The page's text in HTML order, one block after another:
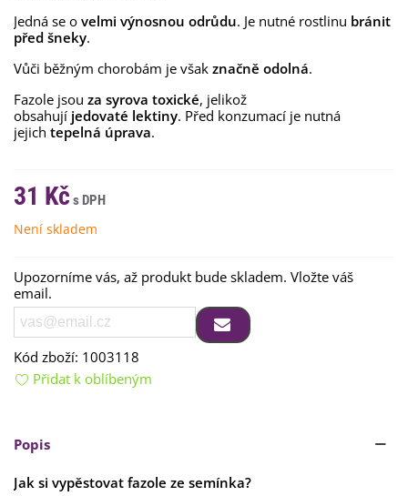
Jedná se o velmi výnosnou odrůdu. Je nutné rostlinu bránit
před šneky.
Vůči běžným chorobám je však značně odolná.
Fazole jsou za syrova toxické, jelikož
obsahují jedovaté lektiny. Před konzumací je nutná
jejich tepelná úprava.
31 Kč
Není skladem
Upozorníme vás, až produkt bude skladem. Vložte váš
email.
Kód zboží: 1003118
Přidat k oblíbeným
Popis
Jak si vypěstovat fazole ze semínka?